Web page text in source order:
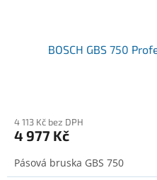
BOSCH GBS 750
4 113 Kč bez DPH
4 977 Kč
Pásová bruska GBS 750